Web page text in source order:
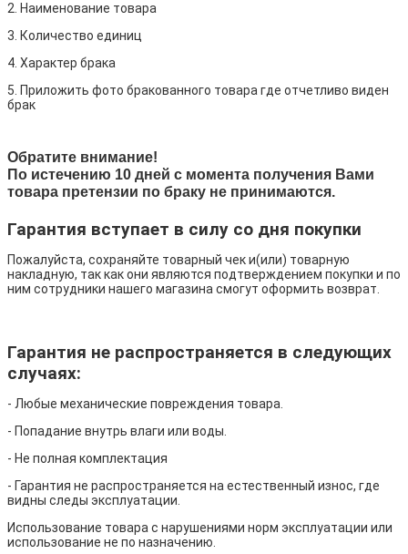
2. Наименование товара
3. Количество единиц
4. Характер брака
5. Приложить фото бракованного товара где отчетливо виден
брак
Обратите внимание!
По истечению 10 дней с момента получения Вами
товара претензии по браку не принимаются.
Гарантия вступает в силу со дня покупки
Пожалуйста, сохраняйте товарный чек и(или) товарную
накладную, так как они являются подтверждением покупки и по
ним сотрудники нашего магазина смогут оформить возврат.
Гарантия не распространяется в следующих
случаях:
- Любые механические повреждения товара.
- Попадание внутрь влаги или воды.
- Не полная комплектация
- Гарантия не распространяется на естественный износ, где
видны следы эксплуатации.
Использование товара с нарушениями норм эксплуатации или
использование не по назначению.